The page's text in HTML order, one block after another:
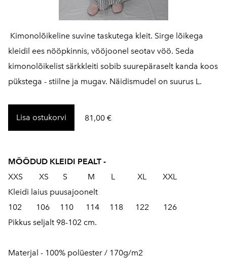
Kimonolõikeline suvine taskutega kleit. Sirge lõikega
kleidil ees nööpkinnis, vööjoonel seotav vöö. Seda
kimonolõikelist särkkleiti sobib suurepäraselt kanda koos
pükstega - stiilne ja mugav. Näidismudel on suurus L.
Lisa ostukorvi 81,00 €
MÕÕDUD KLEIDI PEALT -
XXS XS S M L XL XXL
Kleidi laius puusajoonelt
102 106 110 114 118 122 126
Pikkus seljalt 98-102 cm.
Materjal - 100% polüester / 170g/m2